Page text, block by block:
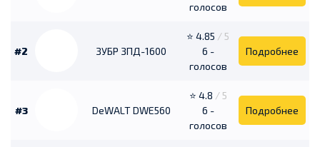
голосов
#2 ЗУБР ЗПД-1600
⭐ 4.85 / 5
6 -
голосов
Подробнее
#3 DeWALT DWE560
⭐ 4.8 / 5
6 -
голосов
Подробнее